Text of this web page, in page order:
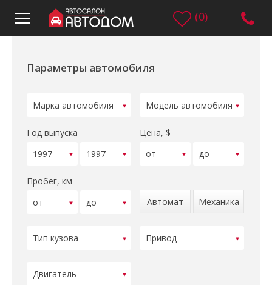
(0)
Параметры автомобиля
Год выпуска Цена, $
Пробег, км
Автомат
Механика